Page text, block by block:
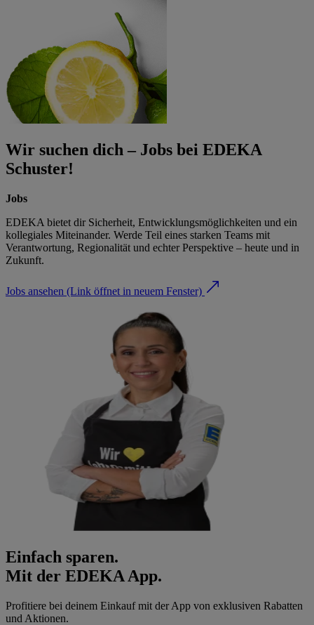
Wir suchen dich – Jobs bei EDEKA
Schuster!
Jobs
EDEKA bietet dir Sicherheit, Entwicklungsmöglichkeiten und ein
kollegiales Miteinander. Werde Teil eines starken Teams mit
Verantwortung, Regionalität und echter Perspektive – heute und in
Zukunft.
Jobs ansehen (Link öffnet in neuem Fenster)
Einfach sparen.
Mit der EDEKA App.
Profitiere bei deinem Einkauf mit der App von exklusiven Rabatten
und Aktionen.